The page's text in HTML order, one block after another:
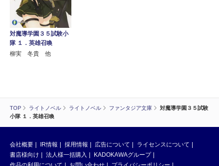
TOP ライトノベル ライトノベル ファンタジア文庫
対魔導学園３５試験
小隊 １．英雄召喚
対魔導学園３５試験小
隊 １．英雄召喚
柳実 冬貴 他
会社概要 IR情報 採用情報 広告について
ライセンスについて
書店様向け
法人様一括購入
KADOKAWAグループ